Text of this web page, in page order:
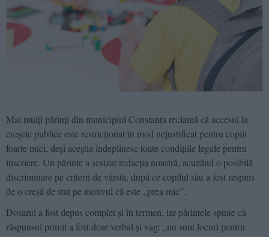
Mai mulți părinți din municipiul Constanța reclamă că accesul la
creșele publice este restricționat în mod nejustificat pentru copiii
foarte mici, deși aceștia îndeplinesc toate condițiile legale pentru
înscriere. Un părinte a sesizat redacția noastră, acuzând o posibilă
discriminare pe criterii de vârstă, după ce copilul său a fost respins
de o creșă de stat pe motivul că este „prea mic”.
Dosarul a fost depus complet și în termen, iar părintele spune că
răspunsul primit a fost doar verbal și vag: „nu sunt locuri pentru